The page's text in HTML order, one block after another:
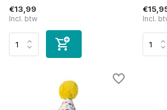
€13,99
Incl. btw Incl.